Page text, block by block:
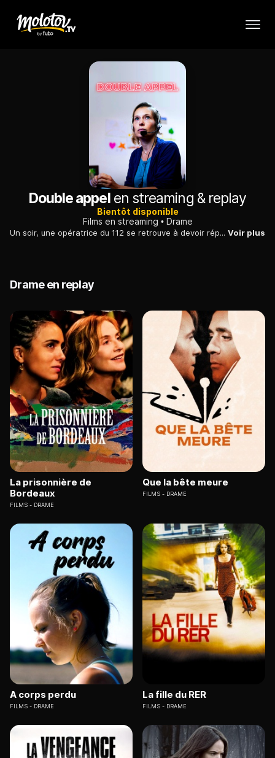
Double appelen streaming & replay
Bientôt disponible
Films en streaming
Drame
Un soir, une opératrice du 112 se retrouve à devoir répondre aux personnes en difficulté et à s'occuper de ses deux enfants, qu'elle élève seule. Voir plus
Drame en replay
La prisonnière de
Bordeaux
FILMS DRAME
Que la bête meure
FILMS DRAME
A corps perdu
FILMS DRAME
La fille du RER
FILMS DRAME